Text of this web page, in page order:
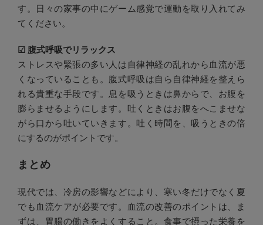
す。日々の家事の中にゲーム感覚で運動を取り入れてみ
てください。
☑︎ 腹式呼吸でリラックス
ストレスや緊張の多い人は自律神経の乱れから血流が悪
くなっていることも。腹式呼吸は自ら自律神経を整えら
れる貴重な手段です。息を吸うときは鼻からで、お腹を
膨らませるようにします。吐くときはお腹をへこませな
がら口から吐いていきます。吐く時間を、吸うときの倍
にするのがポイントです。
まとめ
現代では、冷房の影響などにより、寒い冬だけでなく夏
でも血流ケアが必要です。血流の改善のポイントは、ま
ずは、胃腸の働きをよくすること。食事で摂った栄養を